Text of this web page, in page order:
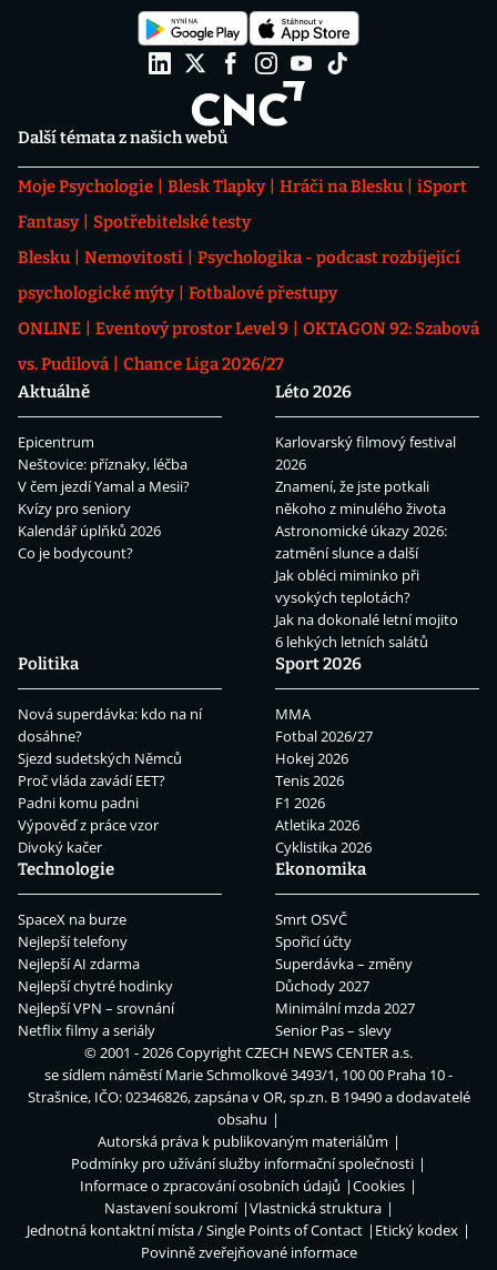
Další témata z našich webů
Moje Psychologie Blesk Tlapky Hráči na Blesku
iSport
Fantasy
Spotřebitelské testy
Blesku
Nemovitosti
Psychologika - podcast rozbíjející
psychologické mýty
Fotbalové přestupy
ONLINE
Eventový prostor Level 9
OKTAGON 92: Szabová
vs. Pudilová
Chance Liga 2026/27
Aktuálně
Epicentrum
Neštovice: příznaky, léčba
V čem jezdí Yamal a Mesii?
Kvízy pro seniory
Kalendář úplňků 2026
Co je bodycount?
Léto 2026
Karlovarský filmový festival
2026
Znamení, že jste potkali
někoho z minulého života
Astronomické úkazy 2026:
zatmění slunce a další
Jak obléci miminko při
vysokých teplotách?
Jak na dokonalé letní mojito
6 lehkých letních salátů
Politika
Nová superdávka: kdo na ní
dosáhne?
Sjezd sudetských Němců
Proč vláda zavádí EET?
Padni komu padni
Výpověď z práce vzor
Divoký kačer
Sport 2026
MMA
Fotbal 2026/27
Hokej 2026
Tenis 2026
F1 2026
Atletika 2026
Cyklistika 2026
Technologie
SpaceX na burze
Nejlepší telefony
Nejlepší AI zdarma
Nejlepší chytré hodinky
Nejlepší VPN – srovnání
Netflix filmy a seriály
Ekonomika
Smrt OSVČ
Spořicí účty
Superdávka – změny
Důchody 2027
Minimální mzda 2027
Senior Pas – slevy
© 2001 - 2026 CopyrightCZECH NEWS CENTER a.s.
se sídlem náměstí Marie Schmolkové 3493/1, 100 00 Praha 10 -
Strašnice, IČO: 02346826, zapsána v OR, sp.zn. B 19490 a dodavatelé
obsahu
Autorská práva k publikovaným materiálům
Podmínky pro užívání služby informační společnosti
Informace o zpracování osobních údajů
Cookies
Nastavení soukromí
Vlastnická struktura
Jednotná kontaktní místa / Single Points of Contact
Etický kodex
Povinně zveřejňované informace